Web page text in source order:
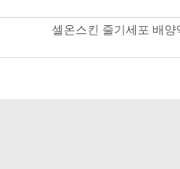
셀온스킨 줄기세포 배양